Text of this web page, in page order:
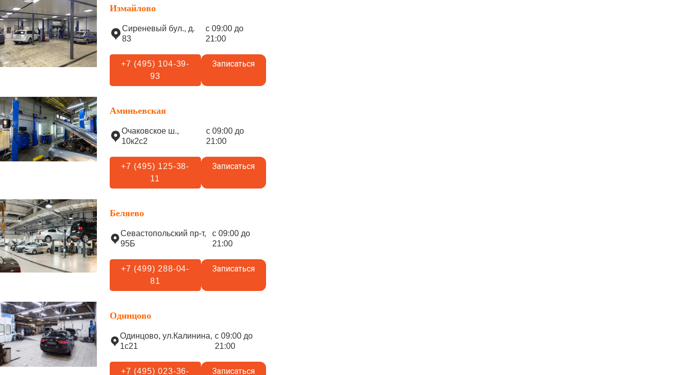
Измайлово
Сиреневый бул., д.
83
с 09:00 до
21:00
+7 (495) 104-39-
93
Записаться
Аминьевская
Очаковское ш.,
10к2с2
с 09:00 до
21:00
+7 (495) 125-38-
11
Записаться
Беляево
Севастопольский пр-т,
95Б
с 09:00 до
21:00
+7 (499) 288-04-
81
Записаться
Одинцово
Одинцово, ул.Калинина,
1с21
с 09:00 до
21:00
+7 (495) 023-36- Записаться